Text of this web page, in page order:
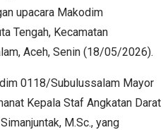
upacara Makodim
Tengah, Kecamatan
Aceh, Senin (18/05/2026).
0118/Subulussalam Mayor
Kepala Staf Angkatan Darat
M.Sc., yang